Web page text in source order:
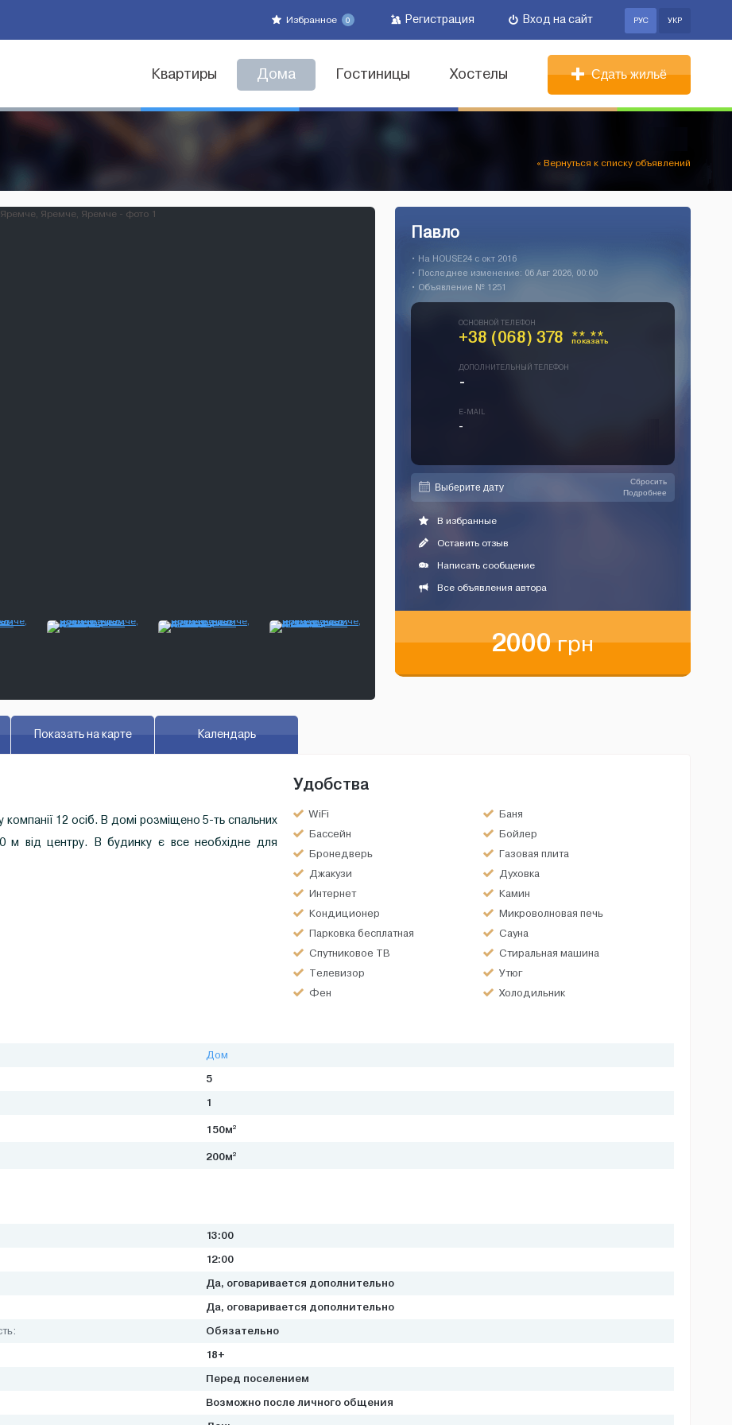
Избранное 0 Регистрация Вход на сайт РУС УКР
Квартиры Дома Гостиницы Хостелы Сдать жильё
« Вернуться к списку объявлений
Павло
• На HOUSE24 c окт 2016
• Последнее изменение: 06 Авг 2026, 00:00
• Объявление № 1251
ОСНОВНОЙ ТЕЛЕФОН
+38 (068) 378 ** **
показать
ДОПОЛНИТЕЛЬНЫЙ ТЕЛЕФОН
-
E-MAIL
-
Сбросить
Подробнее
В избранные
Оставить отзыв
Написать сообщение
Все объявления автора
2000грн
Показать на карте Календарь
12 осіб. В домі розміщено 5-ть спальних
м від центру. В будинку є все необхідне для
Удобства
WiFi
Баня
Бассейн
Бойлер
Бронедверь
Газовая плита
Джакузи
Духовка
Интернет
Камин
Кондиционер
Микроволновая печь
Парковка бесплатная
Сауна
Спутниковое ТВ
Стиральная машина
Телевизор
Утюг
Фен
Холодильник
Дом
5
1
150м2
200м2
13:00
12:00
Да, оговаривается дополнительно
Да, оговаривается дополнительно
Обязательно
18+
Перед поселением
Возможно после личного общения